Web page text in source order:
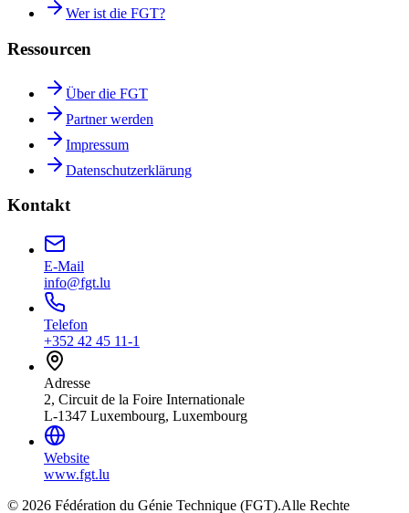
Wer ist die FGT?
Ressourcen
Über die FGT
Partner werden
Impressum
Datenschutzerklärung
Kontakt
E-Mail
info@fgt.lu
Telefon
+352 42 45 11-1
Adresse
2, Circuit de la Foire Internationale
L-1347 Luxembourg, Luxembourg
Website
www.fgt.lu
© 2026 Fédération du Génie Technique (FGT).Alle Rechte